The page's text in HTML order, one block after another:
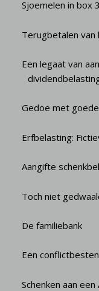
Sjoemelen in box
Terugbetalen
Een legaat van
Gedoe met
Erfbelasting:
Aangifte
Toch niet
De familiebank
Een
Schenken aan